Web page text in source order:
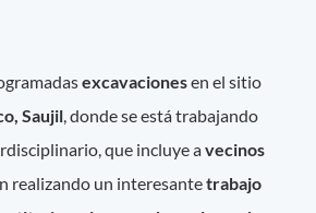
excavacionesen el sitio
Saujil, donde se está trabajando
que incluye avecinos
realizando un interesantetrabajo